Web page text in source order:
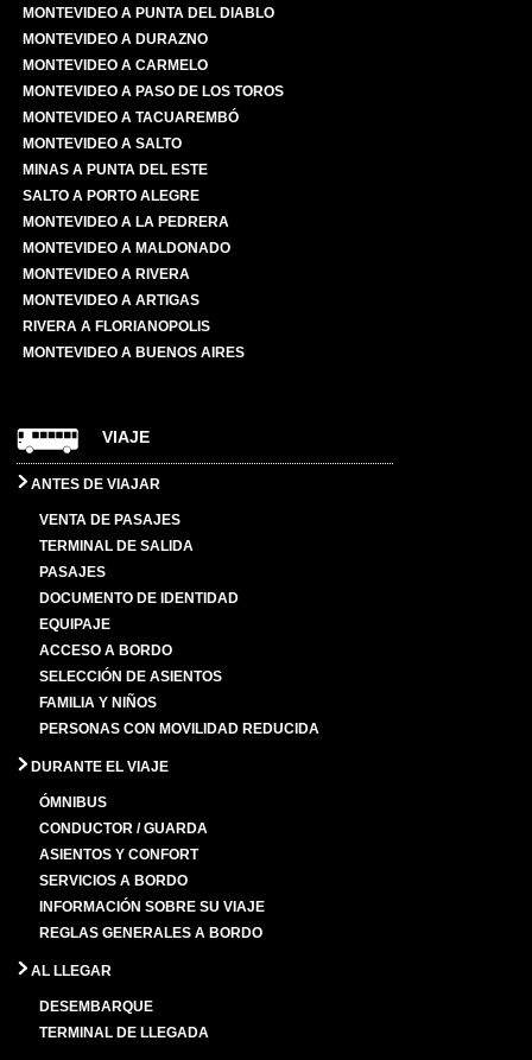
MONTEVIDEO A PUNTA DEL DIABLO
MONTEVIDEO A DURAZNO
MONTEVIDEO A CARMELO
MONTEVIDEO A PASO DE LOS TOROS
MONTEVIDEO A TACUAREMBÓ
MONTEVIDEO A SALTO
MINAS A PUNTA DEL ESTE
SALTO A PORTO ALEGRE
MONTEVIDEO A LA PEDRERA
MONTEVIDEO A MALDONADO
MONTEVIDEO A RIVERA
MONTEVIDEO A ARTIGAS
RIVERA A FLORIANOPOLIS
MONTEVIDEO A BUENOS AIRES
VIAJE
ANTES DE VIAJAR
VENTA DE PASAJES
TERMINAL DE SALIDA
PASAJES
DOCUMENTO DE IDENTIDAD
EQUIPAJE
ACCESO A BORDO
SELECCIÓN DE ASIENTOS
FAMILIA Y NIÑOS
PERSONAS CON MOVILIDAD REDUCIDA
DURANTE EL VIAJE
ÓMNIBUS
CONDUCTOR / GUARDA
ASIENTOS Y CONFORT
SERVICIOS A BORDO
INFORMACIÓN SOBRE SU VIAJE
REGLAS GENERALES A BORDO
AL LLEGAR
DESEMBARQUE
TERMINAL DE LLEGADA